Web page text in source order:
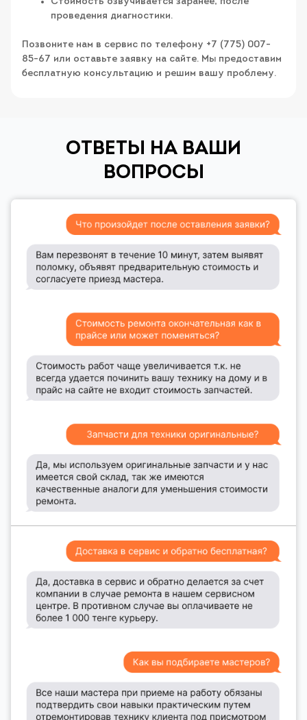
проведения диагностики.
Позвоните нам в сервис по телефону +7 (775) 007-
85-67 или оставьте заявку на сайте. Мы предоставим
бесплатную консультацию и решим вашу проблему.
ОТВЕТЫ НА ВАШИ
ВОПРОСЫ